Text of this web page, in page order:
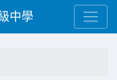
中學